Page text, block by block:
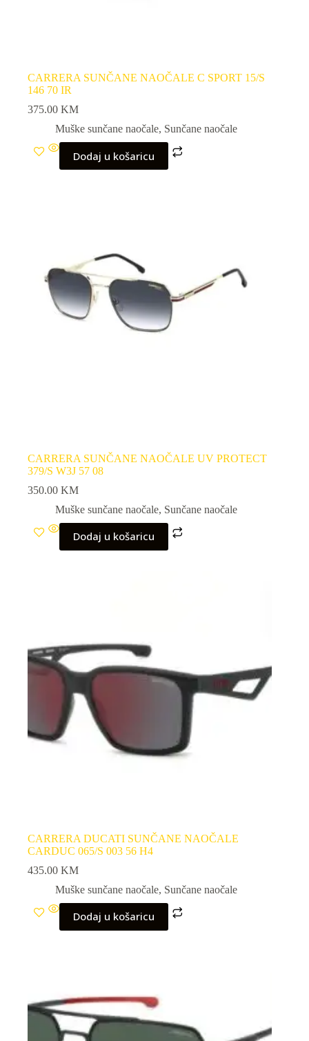
CARRERA SUNČANE NAOČALE C SPORT 15/S
146 70 IR
375.00 KM
Muške sunčane naočale, Sunčane naočale
Dodaj u košaricu
CARRERA SUNČANE NAOČALE UV PROTECT
379/S W3J 57 08
350.00 KM
Muške sunčane naočale, Sunčane naočale
Dodaj u košaricu
CARRERA DUCATI SUNČANE NAOČALE
CARDUC 065/S 003 56 H4
435.00 KM
Muške sunčane naočale, Sunčane naočale
Dodaj u košaricu